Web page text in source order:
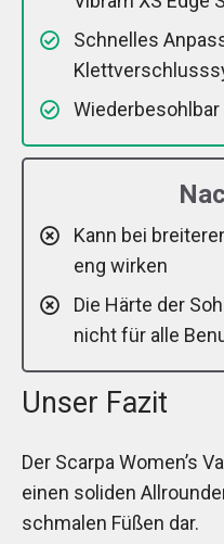
Schnelles
Kann bei
eng wirken
Die Härte der
nicht für alle
Unser Fazit
Der Scarpa Women’s
einen soliden
schmalen Füßen dar.